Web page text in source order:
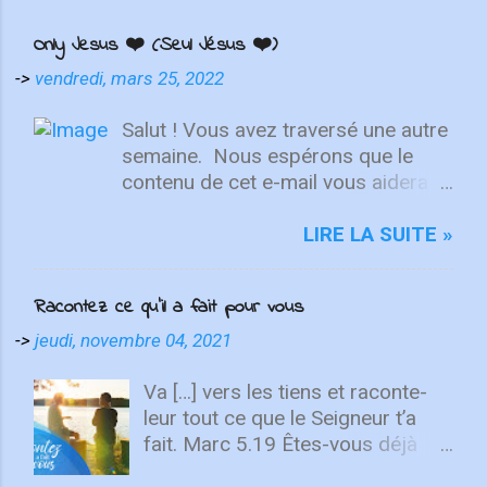
Only Jesus ❤️ (Seul Jésus ❤️)
-> vendredi, mars 25, 2022
Salut ! Vous avez traversé une autre
semaine. ⁣ Nous espérons que le
contenu de cet e-mail vous aidera à
Quelle que soit la semaine que vous
une nouvelle chance de se détendre
et de se reposer en Lui. "Puisque
attachez vos cœurs aux choses
d'en haut, où Christ est assis à la
droite de Dieu. Ayez l'esprit sur les
choses d'en haut, non sur les
LIRE LA SUITE »
Racontez ce qu’il a fait pour vous
-> jeudi, novembre 04, 2021
Va […] vers les tiens et raconte-
leur tout ce que le Seigneur t’a
fait. Marc 5.19 Êtes-vous déjà